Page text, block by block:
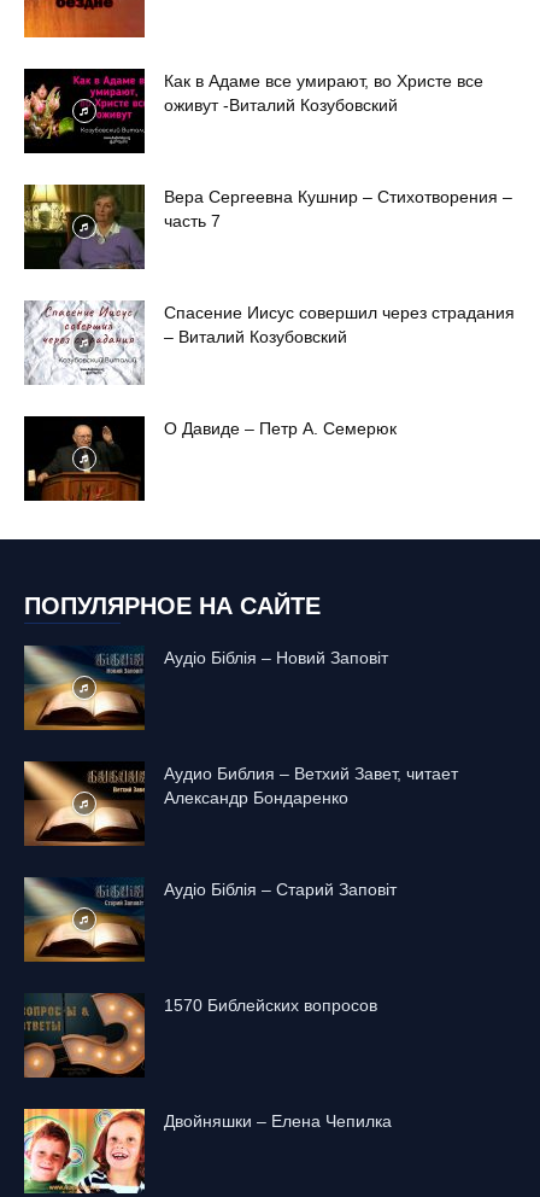
Как в Адаме все умирают, во Христе все
оживут -Виталий Козубовский
Вера Сергеевна Кушнир – Стихотворения –
часть 7
Спасение Иисус совершил через страдания
– Виталий Козубовский
О Давиде – Петр А. Семерюк
ПОПУЛЯРНОЕ НА САЙТЕ
Аудіо Біблія – Новий Заповіт
Аудио Библия – Ветхий Завет, читает
Александр Бондаренко
Аудіо Біблія – Старий Заповіт
1570 Библейских вопросов
Двойняшки – Елена Чепилка